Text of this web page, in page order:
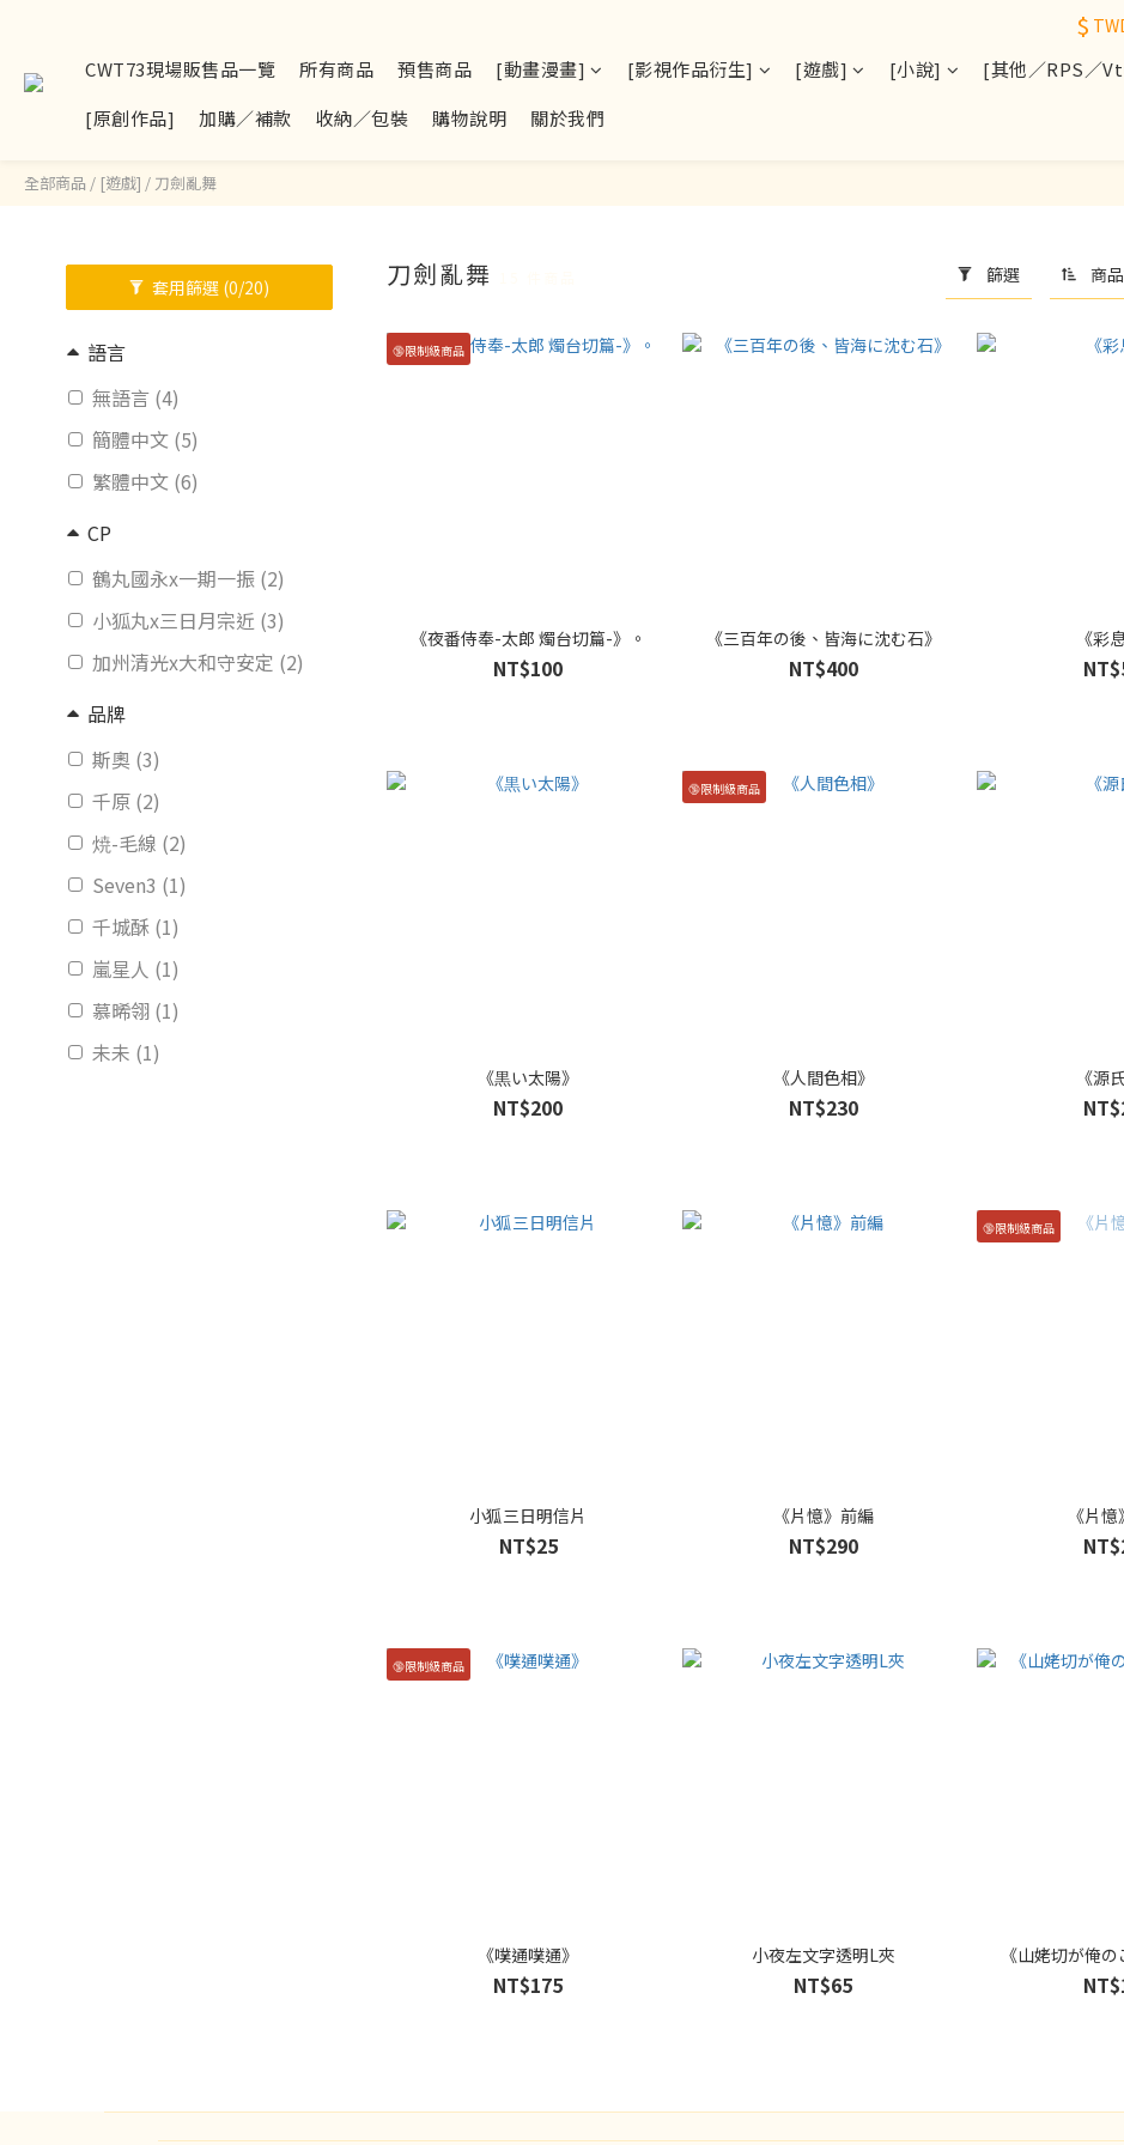
$
CWT73現場販售品一覽 所有商品 預售商品 [動畫漫畫] [影視作品衍生] [遊戲] [小說]
[其他／RPS／
[原創作品]
加購／補款 收納／包裝 購物說明 關於我們
全部商品 / [遊戲] / 刀劍亂舞
套用篩選 (0/20)
語言
無語言 (4)
簡體中文 (5)
繁體中文 (6)
CP
鶴丸國永x一期一振 (2)
小狐丸x三日月宗近 (3)
加州清光x大和守安定 (2)
品牌
斯奧 (3)
千原 (2)
焼-毛線 (2)
Seven3 (1)
千城酥 (1)
嵐星人 (1)
慕晞翎 (1)
未未 (1)
刀劍亂舞 篩選 商
🔞限制級商品
《夜番侍奉-太郎 燭台切篇-》。
NT$100
《三百年の後、皆海に沈む石》
NT$400
《彩
《黒い太陽》
NT$200
🔞限制級商品
《人間色相》
NT$230
《源
小狐三日明信片
NT$25
《片憶》前編
NT$290
🔞限制級商品
《片
🔞限制級商品
《噗通噗通》
NT$175
小夜左文字透明L夾
NT$65
《山姥切が俺